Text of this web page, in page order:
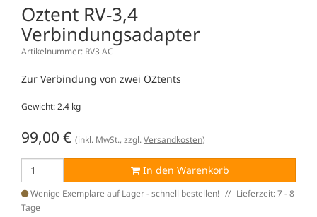
Oztent RV-3,4
Verbindungsadapter
Artikelnummer: RV3 AC
Zur Verbindung von zwei OZtents
Gewicht: 2.4 kg
99,00 € (inkl. MwSt., zzgl.Versandkosten)
In den Warenkorb
Wenige Exemplare auf Lager - schnell bestellen!
Lieferzeit: 7 - 8
Tage